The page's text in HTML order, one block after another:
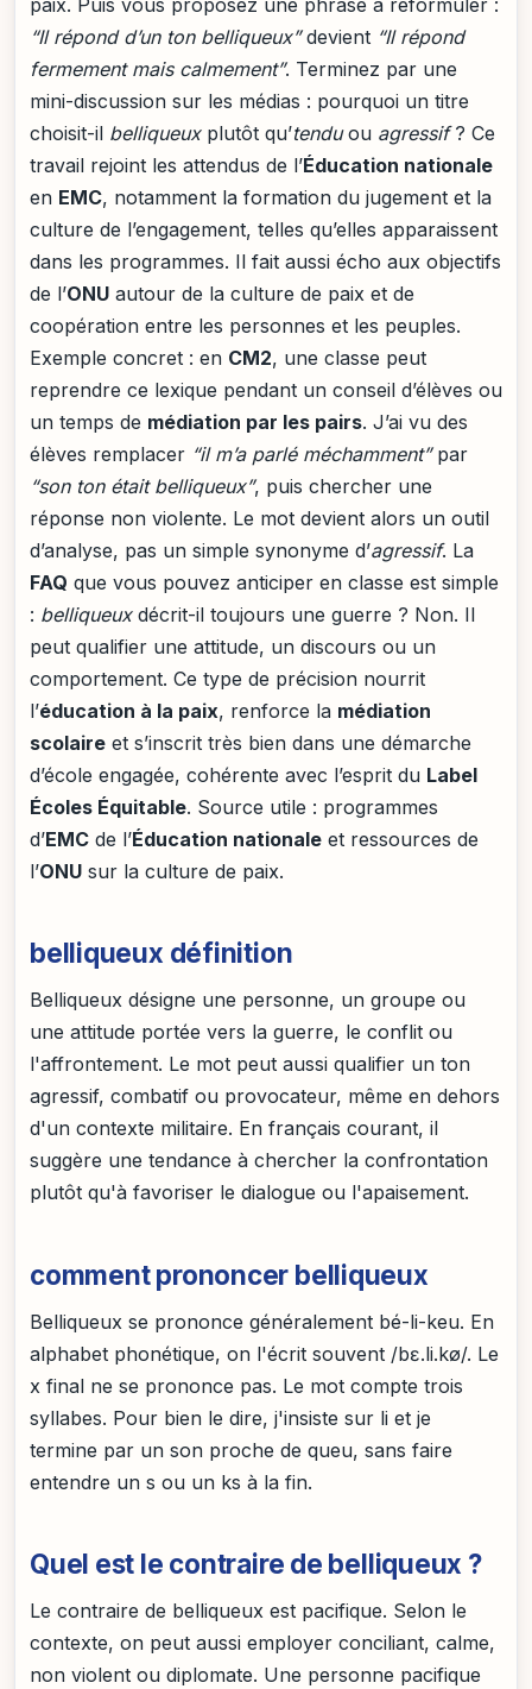
“Il répond d’un ton belliqueux”devient “Il répond
fermement mais calmement”. Terminez par une
mini-discussion sur les médias : pourquoi un titre
choisit-il belliqueuxplutôt qu’tenduou agressif? Ce
travail rejoint les attendus de l’Éducation nationale
en EMC, notamment la formation du jugement et la
culture de l’engagement, telles qu’elles apparaissent
dans les programmes. Il fait aussi écho aux objectifs
de l’ONU autour de la culture de paix et de
coopération entre les personnes et les peuples.
Exemple concret : en CM2, une classe peut
reprendre ce lexique pendant un conseil d’élèves ou
un temps de médiation par les pairs. J’ai vu des
élèves remplacer “il m’a parlé méchamment”par
“son ton était belliqueux”, puis chercher une
réponse non violente. Le mot devient alors un outil
d’analyse, pas un simple synonyme d’agressif. La
FAQ que vous pouvez anticiper en classe est simple
: belliqueuxdécrit-il toujours une guerre ? Non. Il
peut qualifier une attitude, un discours ou un
comportement. Ce type de précision nourrit
l’éducation à la paix, renforce la médiation
scolaire et s’inscrit très bien dans une démarche
d’école engagée, cohérente avec l’esprit du Label
Écoles Équitable. Source utile : programmes
d’EMC de l’Éducation nationale et ressources de
l’ONU sur la culture de paix.
belliqueux définition
Belliqueux désigne une personne, un groupe ou
une attitude portée vers la guerre, le conflit ou
l'affrontement. Le mot peut aussi qualifier un ton
agressif, combatif ou provocateur, même en dehors
d'un contexte militaire. En français courant, il
suggère une tendance à chercher la confrontation
plutôt qu'à favoriser le dialogue ou l'apaisement.
comment prononcer belliqueux
Belliqueux se prononce généralement bé-li-keu. En
alphabet phonétique, on l'écrit souvent /bɛ.li.kø/. Le
x final ne se prononce pas. Le mot compte trois
syllabes. Pour bien le dire, j'insiste sur li et je
termine par un son proche de queu, sans faire
entendre un s ou un ks à la fin.
Quel est le contraire de belliqueux ?
Le contraire de belliqueux est pacifique. Selon le
contexte, on peut aussi employer conciliant, calme,
non violent ou diplomate. Une personne pacifique